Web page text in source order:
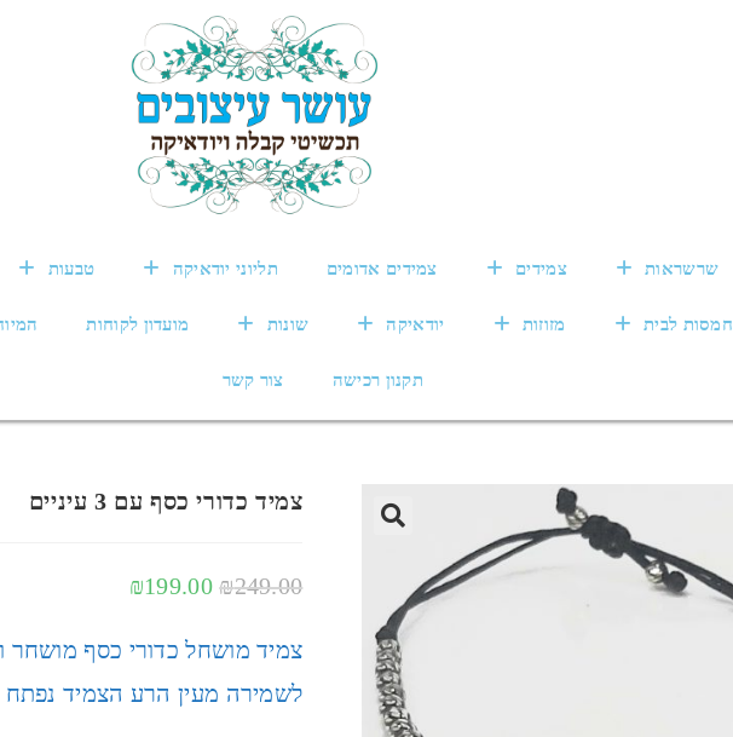
שרשראות צמידים צמידים אדומים תליוני יודאיקה טבעות
חמסות לבית מזוזות יודאיקה שונות מועדון לקוחות
תקנון רכישה צור קשר
צמיד כדורי כסף עם 3 עיניים
₪249.00
₪199.00
לשמירה מעין הרע הצמיד נפתח